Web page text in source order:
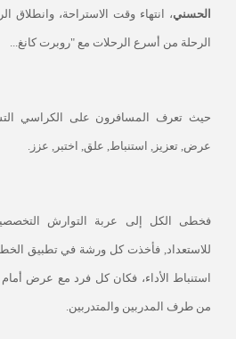
الحسني
الرحلة من أسرع الرحلات مع "روبرت كانغ...
حيث تعرف المسافرون على الكراسي
عرض, تعزيز, استنباط, علق, اختبر, عزز.
فخطى الكل إلى عربة التوارش
للاستعداد, فأخذت كل ورشة في تطبيق
استنباط الأداء، فكان كل فرد مع عرض
من طرف المدربين والمتدربين.